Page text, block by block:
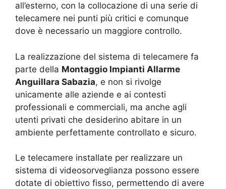
all’esterno, con la collocazione di una serie di
telecamere nei punti più critici e comunque
dove è necessario un maggiore controllo.
La realizzazione del sistema di telecamere fa
parte della Montaggio Impianti Allarme
Anguillara Sabazia, e non si rivolge
unicamente alle aziende e ai contesti
professionali e commerciali, ma anche agli
utenti privati che desiderino abitare in un
ambiente perfettamente controllato e sicuro.
Le telecamere installate per realizzare un
sistema di videosorveglianza possono essere
dotate di obiettivo fisso, permettendo di avere